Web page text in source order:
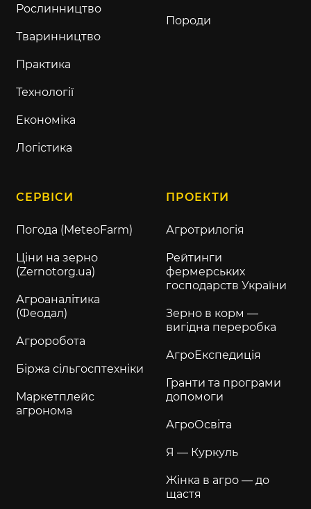
Рослинництво
Тваринництво
Практика
Технології
Економіка
Логістика
Породи
СЕРВІСИ
Погода (MeteoFarm)
Ціни на зерно
(Zernotorg.ua)
Агроаналітика
(Феодал)
Агроробота
Біржа сільгосптехніки
Маркетплейс
агронома
ПРОЕКТИ
Агротрилогія
Рейтинги
фермерських
господарств України
Зерно в корм —
вигідна переробка
АгроЕкспедиція
Гранти та програми
допомоги
АгроОсвіта
Я — Куркуль
Жінка в агро — до
щастя